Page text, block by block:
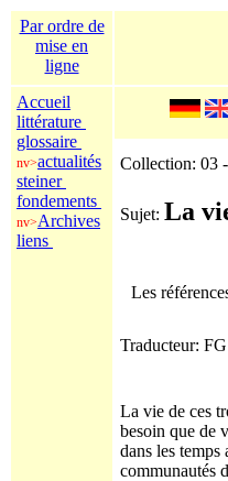
Par ordre de
mise en
ligne
Accueil
littérature
glossaire
nv>actualités
steiner
fondements
nv>Archives
liens
Collection: 03 -
Sujet: La
Les
Traducteur: FG
La vie de ces
besoin que de
dans les temps
communautés